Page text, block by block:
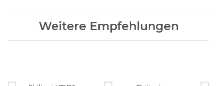
Weitere Empfehlungen